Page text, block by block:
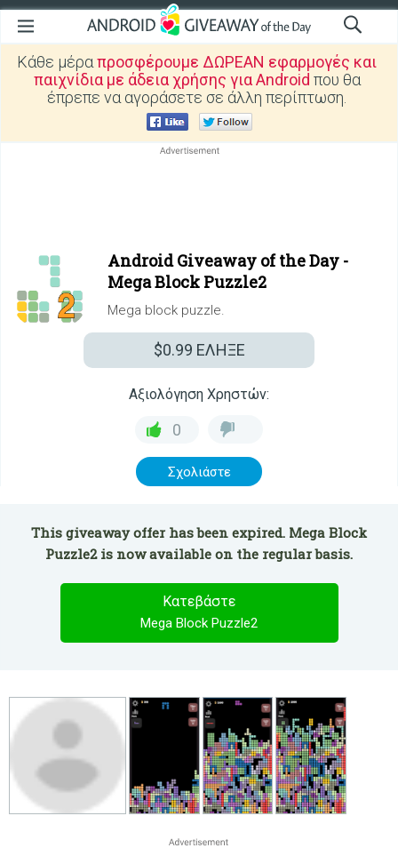
Κάθε μέραπροσφέρουμε ΔΩΡΕΑΝ εφαρμογές και
παιχνίδια με άδεια χρήσης για Android που θα
έπρεπε να αγοράσετε σε άλλη περίπτωση.
Android Giveaway of the Day -
Mega Block Puzzle2
Mega block puzzle.
$0.99 ΕΛΗΞΕ
Αξιολόγηση Χρηστών:
0
Σχολιάστε
This giveaway offer has been expired. Mega Block
Puzzle2 is now available on the regular basis.
Κατεβάστε
Mega Block Puzzle2